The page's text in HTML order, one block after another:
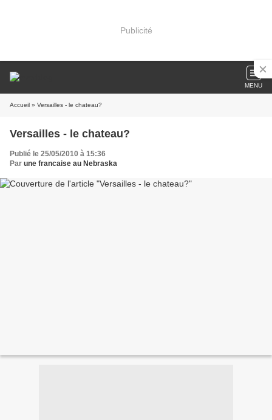
Publicité
MENU
Accueil » Versailles - le chateau?
Versailles - le chateau?
Publié le 25/05/2010 à 15:36
Par une francaise au Nebraska